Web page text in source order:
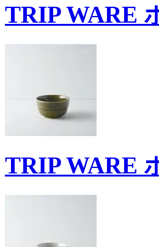
TRIP WARE
TRIP WARE